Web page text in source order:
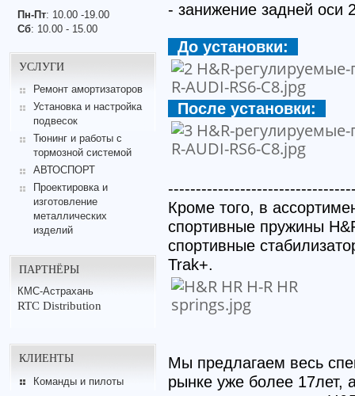
Пн-Пт: 10.00 -19.00
Сб: 10.00 - 15.00
УСЛУГИ
Ремонт амортизаторов
Установка и настройка
подвесок
Тюнинг и работы с
тормозной системой
АВТОСПОРТ
Проектировка и
изготовление
металлических
изделий
ПАРТНЁРЫ
КМС-Астрахань
RTC Distribution
КЛИЕНТЫ
Команды и пилоты
- занижение задней оси
До установки:
После установки:
Кроме того, в
спортивные пружины
спортивные
Trak+.
Мы предлагаем весь
рынке уже более 17лет,